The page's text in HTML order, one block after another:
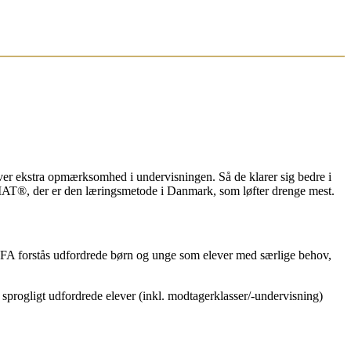
ekstra opmærksomhed i undervisningen. Så de klarer sig bedre i
der er den læringsmetode i Danmark, som løfter drenge mest.
forstås udfordrede børn og unge som elever med særlige behov,
udfordrede elever (inkl. modtagerklasser/-undervisning)